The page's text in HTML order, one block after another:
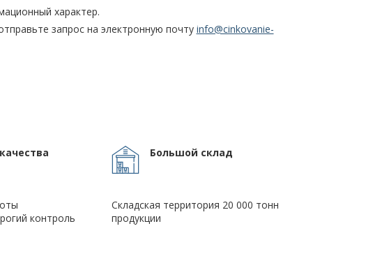
характер.
запрос на электронную почту info@cinkovanie-
контроль
Большой склад
Складская территория 20 000 тонн
продукции